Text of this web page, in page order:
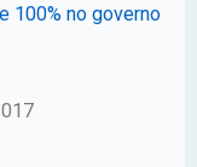
100% no governo